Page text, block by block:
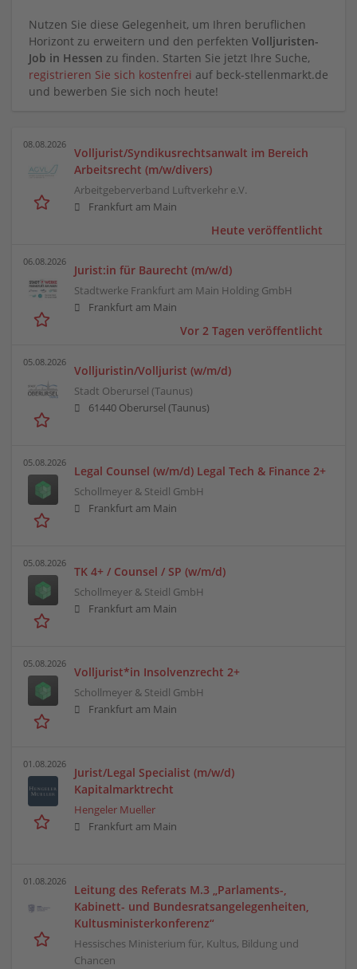
Nutzen Sie diese Gelegenheit, um Ihren beruflichen
Horizont zu erweitern und den perfekten Volljuristen-
Job in Hessen zu finden. Starten Sie jetzt Ihre Suche,
registrieren Sie sich kostenfrei auf beck-stellenmarkt.de
und bewerben Sie sich noch heute!
08.08.2026
Volljurist/Syndikusrechtsanwalt im Bereich
Arbeitsrecht (m/w/divers)
Arbeitgeberverband Luftverkehr e.V.
Frankfurt am Main
Heute veröffentlicht
06.08.2026
Jurist:in für Baurecht (m/w/d)
Stadtwerke Frankfurt am Main Holding GmbH
Frankfurt am Main
Vor 2 Tagen veröffentlicht
05.08.2026
Volljuristin/Volljurist (w/m/d)
Stadt Oberursel (Taunus)
61440 Oberursel (Taunus)
05.08.2026
Legal Counsel (w/m/d) Legal Tech & Finance 2+
Schollmeyer & Steidl GmbH
Frankfurt am Main
05.08.2026
TK 4+ / Counsel / SP (w/m/d)
Schollmeyer & Steidl GmbH
Frankfurt am Main
05.08.2026
Volljurist*in Insolvenzrecht 2+
Schollmeyer & Steidl GmbH
Frankfurt am Main
01.08.2026
Jurist/Legal Specialist (m/w/d)
Kapitalmarktrecht
Hengeler Mueller
Frankfurt am Main
01.08.2026
Leitung des Referats M.3 „Parlaments-,
Kabinett- und Bundesratsangelegenheiten,
Kultusministerkonferenz“
Hessisches Ministerium für, Kultus, Bildung und
Chancen